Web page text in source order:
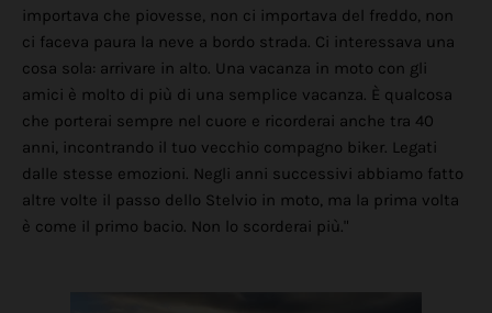
importava che piovesse, non ci importava del freddo, non
ci faceva paura la neve a bordo strada. Ci interessava una
cosa sola: arrivare in alto. Una vacanza in moto con gli
amici è molto di più di una semplice vacanza. È qualcosa
che porterai sempre nel cuore e ricorderai anche tra 40
anni, incontrando il tuo vecchio compagno biker. Legati
dalle stesse emozioni. Negli anni successivi abbiamo fatto
altre volte il passo dello Stelvio in moto, ma la prima volta
è come il primo bacio. Non lo scorderai più."